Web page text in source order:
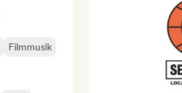
Filmmusik